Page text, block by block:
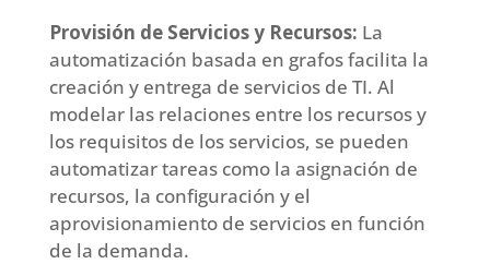
Provisión de Servicios y Recursos: La
automatización basada en grafos facilita la
creación y entrega de servicios de TI. Al
modelar las relaciones entre los recursos y
los requisitos de los servicios, se pueden
automatizar tareas como la asignación de
recursos, la configuración y el
aprovisionamiento de servicios en función
de la demanda.